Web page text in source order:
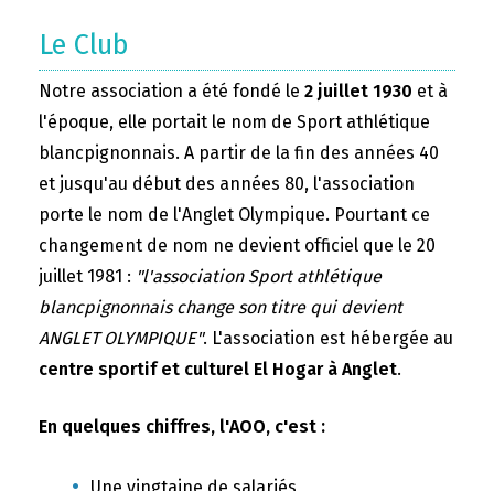
Le Club
Notre association a été fondé le 2 juillet 1930 et à
l'époque, elle portait le nom de Sport athlétique
blancpignonnais. A partir de la fin des années 40
et jusqu'au début des années 80, l'association
porte le nom de l'Anglet Olympique. Pourtant ce
changement de nom ne devient officiel que le 20
juillet 1981 : "l'association Sport athlétique
blancpignonnais change son titre qui devient
ANGLET OLYMPIQUE". L'association est hébergée au
centre sportif et culturel El Hogar à Anglet.
En quelques chiffres, l'AOO, c'est :